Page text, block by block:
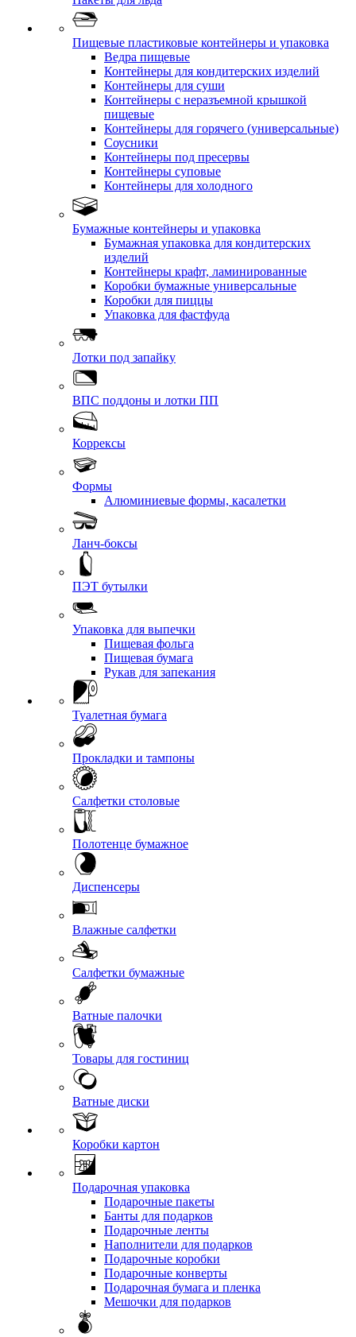
Пищевые пластиковые контейнеры и упаковка
Ведра пищевые
Контейнеры для кондитерских изделий
Контейнеры для суши
Контейнеры с неразъемной крышкой
пищевые
Контейнеры для горячего (универсальные)
Соусники
Контейнеры под пресервы
Контейнеры суповые
Контейнеры для холодного
Бумажные контейнеры и упаковка
Бумажная упаковка для кондитерских
изделий
Контейнеры крафт, ламинированные
Коробки бумажные универсальные
Коробки для пиццы
Упаковка для фастфуда
Лотки под запайку
ВПС поддоны и лотки ПП
Коррексы
Формы
Алюминиевые формы, касалетки
Ланч-боксы
ПЭТ бутылки
Упаковка для выпечки
Пищевая фольга
Пищевая бумага
Рукав для запекания
Туалетная бумага
Прокладки и тампоны
Салфетки столовые
Полотенце бумажное
Диспенсеры
Влажные салфетки
Салфетки бумажные
Ватные палочки
Товары для гостиниц
Ватные диски
Коробки картон
Подарочная упаковка
Подарочные пакеты
Банты для подарков
Подарочные ленты
Наполнители для подарков
Подарочные коробки
Подарочные конверты
Подарочная бумага и пленка
Мешочки для подарков